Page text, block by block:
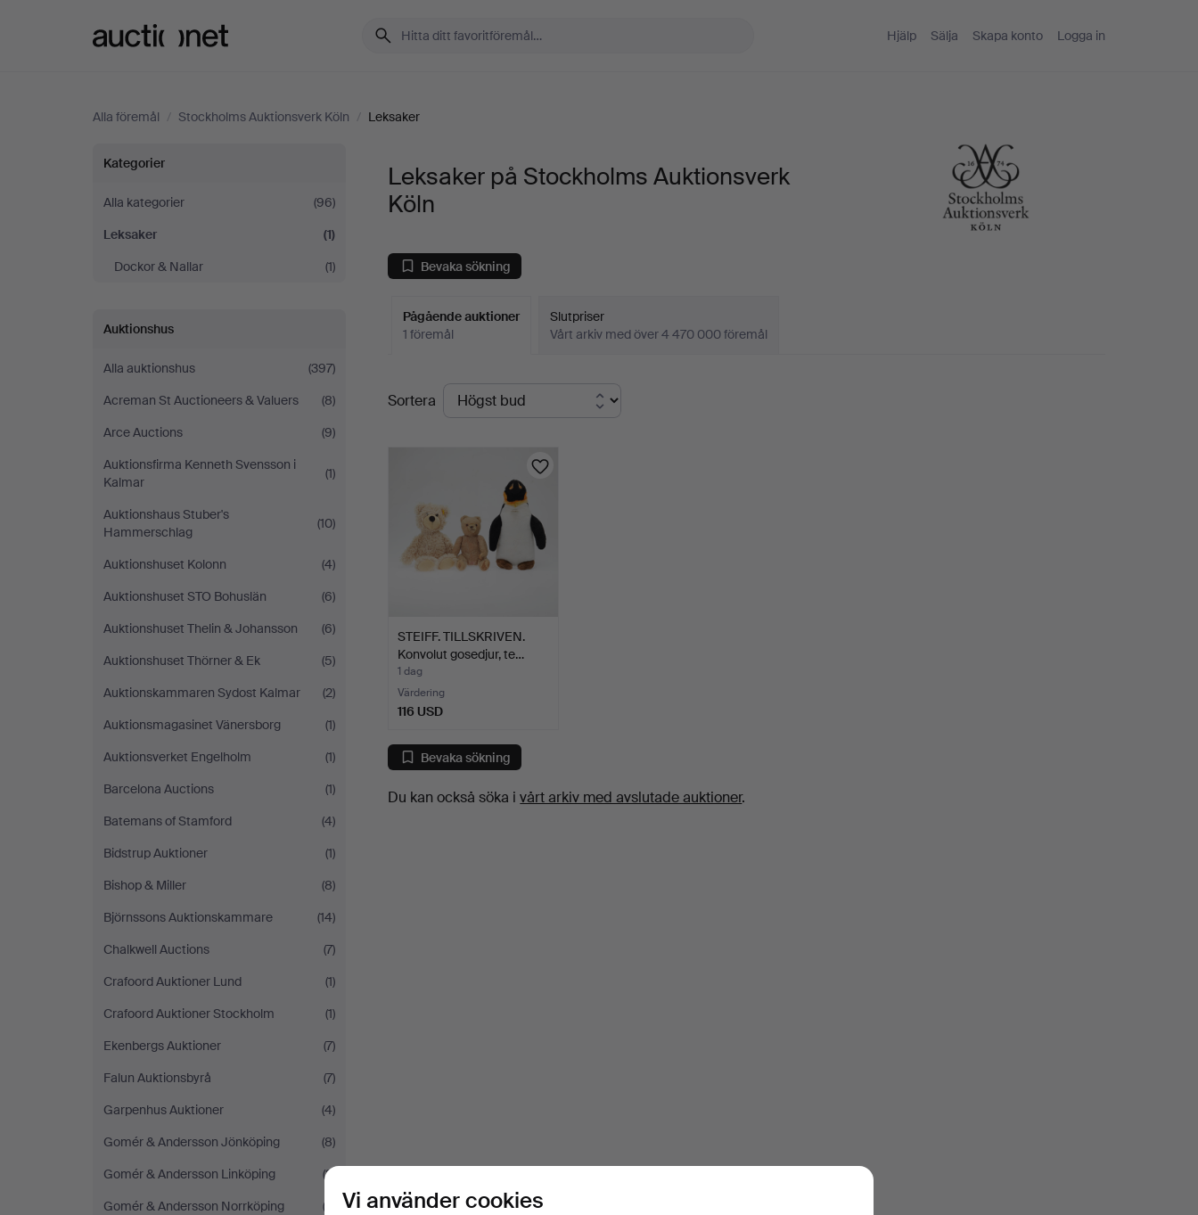
Hjälp Sälja Skapa konto Logga in
Alla föremål / Stockholms Auktionsverk Köln / Leksaker
Leksaker
på
Stockholms
Köln
Kategorier
Alla kategorier
(96)
Leksaker
(1)
Dockor & Nallar
(1)
Auktionshus
Alla auktionshus
(397)
Acreman St Auctioneers & Valuers
(8)
Arce Auctions
(9)
Auktionsfirma Kenneth Svensson i
Kalmar
(1)
Auktionshaus Stuber's
Hammerschlag
(10)
Auktionshuset Kolonn
(4)
Auktionshuset STO Bohuslän
(6)
Auktionshuset Thelin & Johansson
(6)
Auktionshuset Thörner & Ek
(5)
Auktionskammaren Sydost Kalmar
(2)
Auktionsmagasinet Vänersborg
(1)
Auktionsverket Engelholm
(1)
Barcelona Auctions
(1)
Batemans of Stamford
(4)
Bidstrup Auktioner
(1)
Bishop & Miller
(8)
Björnssons Auktionskammare
(14)
Chalkwell Auctions
(7)
Crafoord Auktioner Lund
(1)
Crafoord Auktioner Stockholm
(1)
Ekenbergs Auktioner
(7)
Falun Auktionsbyrå
(7)
Garpenhus Auktioner
(4)
Gomér & Andersson Jönköping
(8)
Gomér & Andersson Linköping
(3)
Gomér & Andersson Norrköping
(2)
Leksaker på Stockholms Auktionsverk
Köln
Bevaka sökning
Pågående auktioner
1 föremål
Slutpriser
Vårt arkiv med över 4 470 000 föremål
Pågående
auktioner
Sortera
STEIFF. TILLSKRIVEN.
Konvolut gosedjur, te…
1 dag
Värdering
116 USD
Bevaka sökning
Du kan också söka ivårt arkiv med avslutade auktioner.
Vi använder cookies